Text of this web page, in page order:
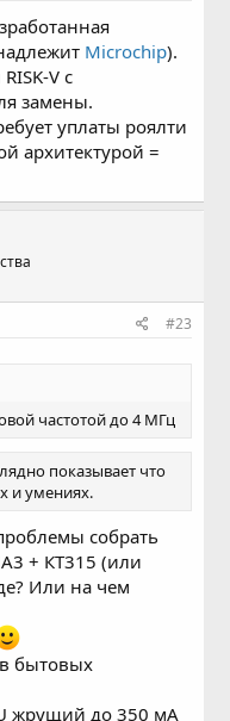
Microchip).
V с
замены.
уплаты роялти
архитектурой =
#23
частотой до 4 МГц
показывает что
и умениях.
собрать
+ КТ315 (или
Или на чем
бытовых
жрущий до 350 мА